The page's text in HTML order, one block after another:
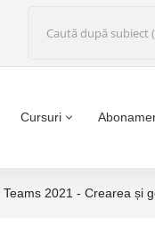
Cursuri
Teams 2021 - Crearea și